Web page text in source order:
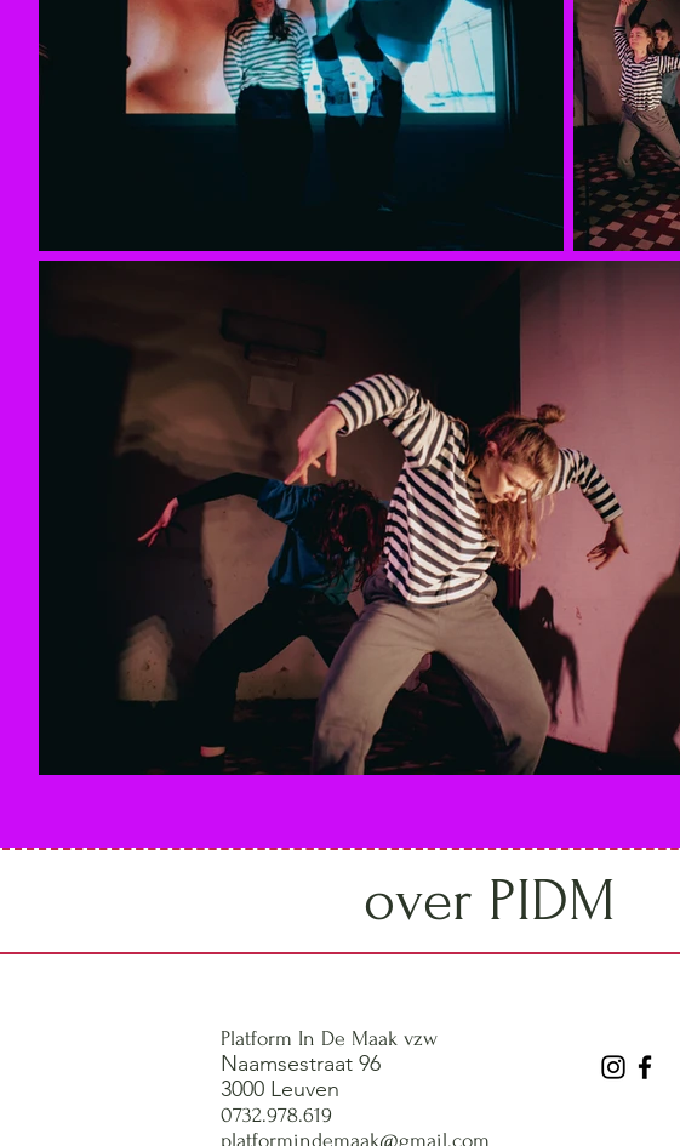
over PIDM
Platform In De Maak vzw
Naamsestraat 96
3000 Leuven
0732.978.619
platformindemaak@gmail.com